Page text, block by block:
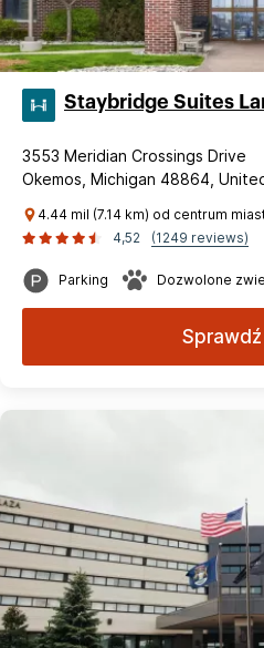
Staybridge Suites
3553 Meridian Crossings Drive
Okemos, Michigan 48864,
4.44 mil (7.14 km) od centrum
4,52
(1249 reviews)
Parking Dozwolone